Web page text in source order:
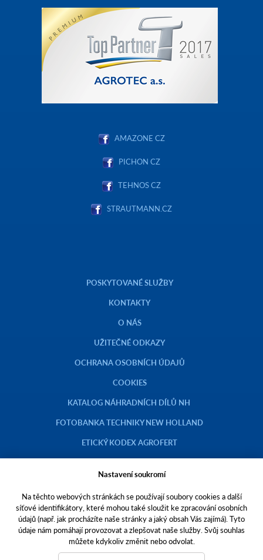
AMAZONE CZ
PICHON CZ
TEHNOS CZ
STRAUTMANN.CZ
POSKYTOVANÉ SLUŽBY
KONTAKTY
O NÁS
UŽITEČNÉ ODKAZY
OCHRANA OSOBNÍCH ÚDAJŮ
COOKIES
KATALOG NÁHRADNÍCH DÍLŮ NH
FOTOBANKA TECHNIKY NEW HOLLAND
ETICKÝ KODEX AGROFERT
Copyright © 2023 AGROTEC a.s.
Toto jsou internetové stránky společnosti AGROTEC a. s., se sídlem v
Hustopečích, Brněnská 74, PSČ 69301, IČO 00544957,
zapsané v OR vedeném Krajským soudem v Brně, oddíl B, vložka 138.
Nastavení soukromí
Na těchto webových stránkách se používají soubory cookies a další
síťové identifikátory, které mohou také sloužit ke zpracování osobních
údajů (např. jak procházíte naše stránky a jaký obsah Vás zajímá). Tyto
údaje nám pomáhají provozovat a zlepšovat naše služby. Svůj souhlas
můžete kdykoliv změnit nebo odvolat.